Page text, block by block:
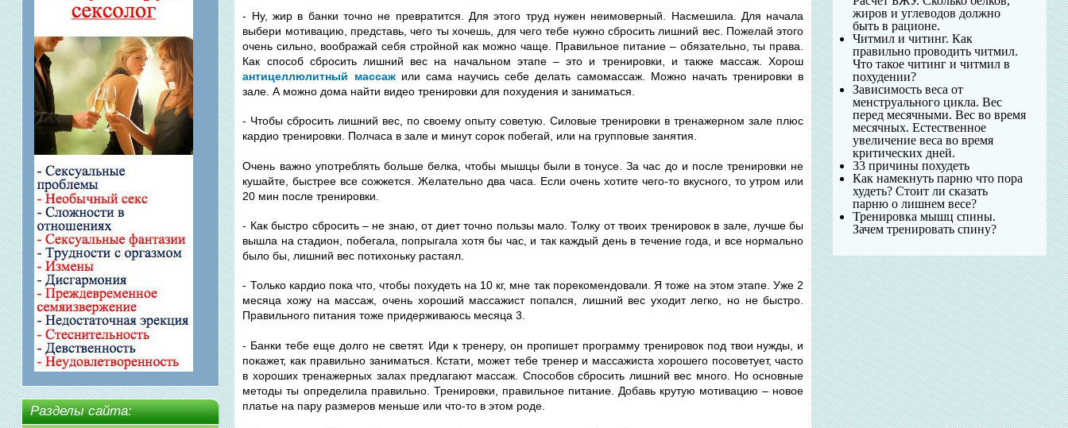
Разделы сайта:
- Ну, жир в банки точно не превратится. Для этого труд нужен неимоверный. Насмешила. Для начала
выбери мотивацию, представь, чего ты хочешь, для чего тебе нужно сбросить лишний вес. Пожелай этого
очень сильно, воображай себя стройной как можно чаще. Правильное питание – обязательно, ты права.
Как способ сбросить лишний вес на начальном этапе – это и тренировки, и также массаж. Хорош
антицеллюлитный массажили сама научись себе делать самомассаж. Можно начать тренировки в
зале. А можно дома найти видео тренировки для похудения и заниматься.
- Чтобы сбросить лишний вес, по своему опыту советую. Силовые тренировки в тренажерном зале плюс
кардио тренировки. Полчаса в зале и минут сорок побегай, или на групповые занятия.
Очень важно употреблять больше белка, чтобы мышцы были в тонусе. За час до и после тренировки не
кушайте, быстрее все сожжется. Желательно два часа. Если очень хотите чего-то вкусного, то утром или
20 мин после тренировки.
- Как быстро сбросить – не знаю, от диет точно пользы мало. Толку от твоих тренировок в зале, лучше бы
вышла на стадион, побегала, попрыгала хотя бы час, и так каждый день в течение года, и все нормально
было бы, лишний вес потихоньку растаял.
- Только кардио пока что, чтобы похудеть на 10 кг, мне так порекомендовали. Я тоже на этом этапе. Уже 2
месяца хожу на массаж, очень хороший массажист попался, лишний вес уходит легко, но не быстро.
Правильного питания тоже придерживаюсь месяца 3.
- Банки тебе еще долго не светят. Иди к тренеру, он пропишет программу тренировок под твои нужды, и
покажет, как правильно заниматься. Кстати, может тебе тренер и массажиста хорошего посоветует, часто
в хороших тренажерных залах предлагают массаж. Способов сбросить лишний вес много. Но основные
методы ты определила правильно. Тренировки, правильное питание. Добавь крутую мотивацию – новое
платье на пару размеров меньше или что-то в этом роде.
жиров и углеводов должно
быть в рационе.
Читмил и читинг. Как
правильно проводить читмил.
Что такое читинг и читмил в
похудении?
Зависимость веса от
менструального цикла. Вес
перед месячными. Вес во время
месячных. Естественное
увеличение веса во время
критических дней.
33 причины похудеть
Как намекнуть парню что пора
худеть? Стоит ли сказать
парню о лишнем весе?
Тренировка мышц спины.
Зачем тренировать спину?